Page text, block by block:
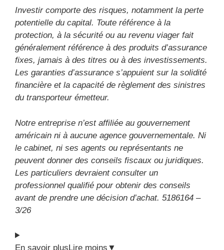
Investir comporte des risques, notamment la perte
potentielle du capital. Toute référence à la
protection, à la sécurité ou au revenu viager fait
généralement référence à des produits d’assurance
fixes, jamais à des titres ou à des investissements.
Les garanties d’assurance s’appuient sur la solidité
financière et la capacité de règlement des sinistres
du transporteur émetteur.
Notre entreprise n’est affiliée au gouvernement
américain ni à aucune agence gouvernementale. Ni
le cabinet, ni ses agents ou représentants ne
peuvent donner des conseils fiscaux ou juridiques.
Les particuliers devraient consulter un
professionnel qualifié pour obtenir des conseils
avant de prendre une décision d’achat. 5186164 –
3/26
En savoir plusLire moins ▼